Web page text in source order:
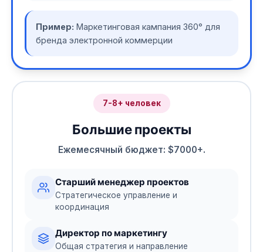
Пример: Маркетинговая кампания 360° для
бренда электронной коммерции
7-8+ человек
Большие проекты
Ежемесячный бюджет: $7000+.
Старший менеджер проектов
Стратегическое управление и
координация
Директор по маркетингу
Общая стратегия и направление